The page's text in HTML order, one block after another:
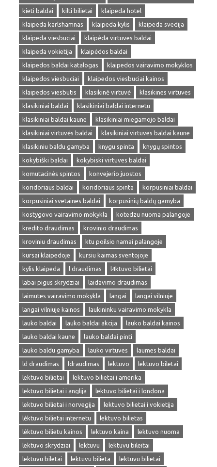
kieti baldai
kilti bilietai
klaipeda hotel
klaipeda karlshamnas
klaipeda kylis
klaipeda svedija
klaipeda viesbuciai
klaipėda virtuves baldai
klaipeda vokietija
klaipėdos baldai
klaipedos baldai katalogas
klaipedos vairavimo mokyklos
klaipedos viesbuciai
klaipedos viesbuciai kainos
klaipedos viesbutis
klasikinė virtuvė
klasikines virtuves
klasikiniai baldai
klasikiniai baldai internetu
klasikiniai baldai kaune
klasikiniai miegamojo baldai
klasikiniai virtuvės baldai
klasikiniai virtuves baldai kaune
klasikiniu baldu gamyba
knygu spinta
knygų spintos
kokybiški baldai
kokybiski virtuves baldai
komutacinės spintos
konvejerio juostos
koridoriaus baldai
koridoriaus spinta
korpusiniai baldai
korpusiniai svetaines baldai
korpusinių baldų gamyba
kostygovo vairavimo mokykla
kotedzu nuoma palangoje
kredito draudimas
krovinio draudimas
kroviniu draudimas
ktu poilsio namai palangoje
kursai klaipedoje
kursiu kaimas sventojoje
kylis klaipeda
l draudimas
l4ktuvo bilietai
labai pigus skrydziai
laidavimo draudimas
laimutes vairavimo mokykla
langai
langai vilniuje
langai vilniuje kainos
laukininku vairavimo mokykla
lauko baldai
lauko baldai akcija
lauko baldai kainos
lauko baldai kaune
lauko baldai pinti
lauko baldu gamyba
lauko virtuves
laumes baldai
ld draudimas
ldraudimas lektuvo
lektuvo biletai
lektuvo bilietai
lektuvo bilietai i amerika
lektuvo bilietai i anglija
lektuvo bilietai i londona
lektuvo bilietai i norvegija
lektuvo bilietai i vokietija
lėktuvo bilietai internetu
lektuvo bilietas
lėktuvo bilietu kainos
lektuvo kaina
lektuvo nuoma
lektuvo skrydziai
lektuvu
lektuvu bileitai
lektuvu biletai
lektuvu bilieta
lektuvu bilietai